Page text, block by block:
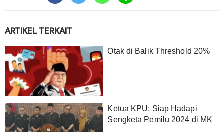
ARTIKEL TERKAIT
Otak di Balik Threshold 20%
Ketua KPU: Siap Hadapi
Sengketa Pemilu 2024 di MK